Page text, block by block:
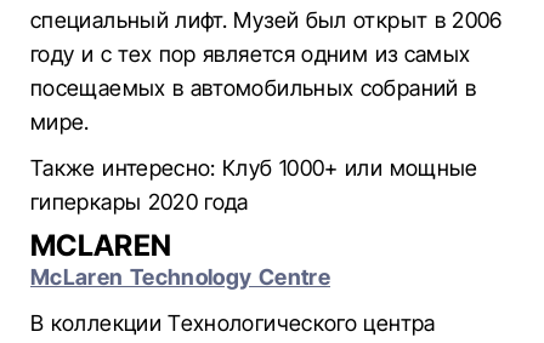
специальный лифт. Музей был открыт в 2006
году и с тех пор является одним из самых
посещаемых в автомобильных собраний в
мире.
Также интересно: Клуб 1000+ или мощные
гиперкары 2020 года
MCLAREN
McLaren Technology Centre
В коллекции Технологического центра